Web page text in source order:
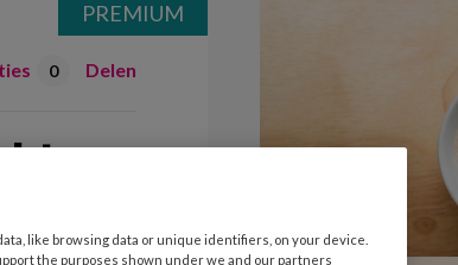
0 Delen
PREMIUM
like browsing data or unique identifiers, on your device.
the purposes shown under we and our partners